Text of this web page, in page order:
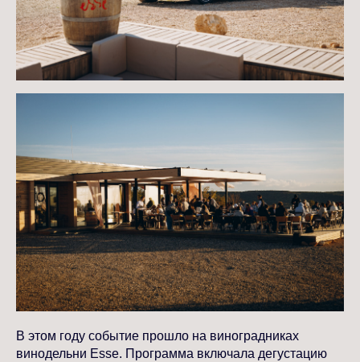
В этом году событие прошло на виноградниках
винодельни Esse. Программа включала дегустацию